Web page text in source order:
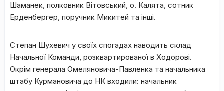
Шаманек, полковник Вітовський, о. Калята, сотник
Ерденбергер, поручник Микитей та інші.
Степан Шухевич у своїх спогадах наводить склад
Начальної Команди, розквартированої в Ходорові.
Окрім генерала Омеляновича-Павленка та начальника
штабу Курмановича до НК входили: начальник